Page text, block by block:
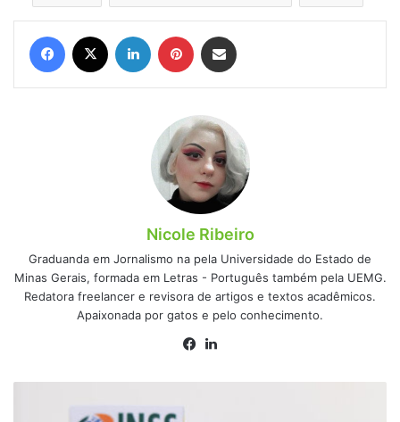
Facebook Linkedin Pinterest
Nicole Ribeiro
Graduanda em Jornalismo na pela Universidade do Estado de
Minas Gerais, formada em Letras - Português também pela UEMG.
Redatora freelancer e revisora de artigos e textos acadêmicos.
Apaixonada por gatos e pelo conhecimento.
Facebook